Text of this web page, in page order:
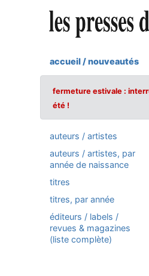
accueil / nouveautés
fermeture estivale :
été !
auteurs / artistes
auteurs / artistes, par
année de naissance
titres
titres, par année
éditeurs / labels /
revues & magazines
(liste complète)